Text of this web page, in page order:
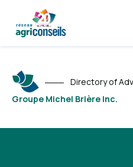
Directory of
Groupe Michel Brière Inc.